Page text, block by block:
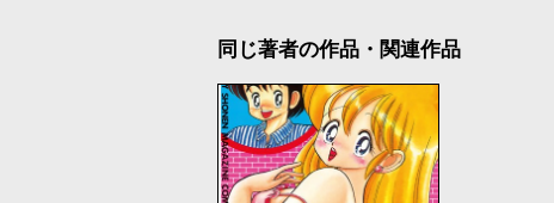
同じ著者の作品・関連作品